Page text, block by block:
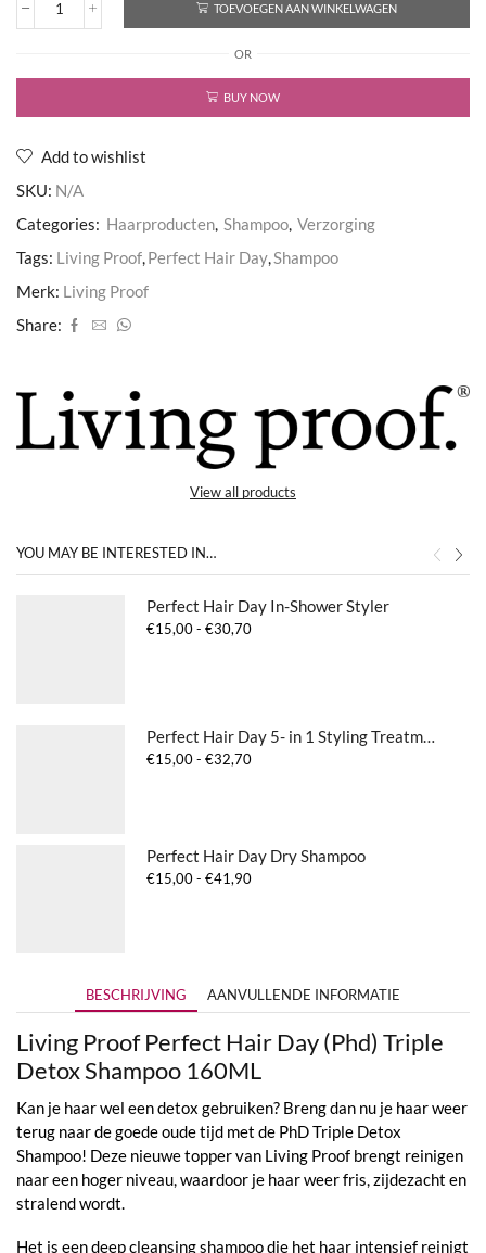
Perfect
Triple
Shampoo
TOEVOEGEN AAN WINKELWAGEN
OR
BUY NOW
Add to wishlist
SKU: N/A
Categories: Haarproducten, Shampoo, Verzorging
Tags: Living Proof,Perfect Hair Day,Shampoo
Merk: Living Proof
Share:
View all products
YOU MAY BE INTERESTED IN…
Perfect Hair Day In-Shower Styler
€15,00- €30,70Prijsklasse:
Perfect Hair Day 5- in 1 Styling Treatment
€15,00- €32,70Prijsklasse:
Perfect Hair Day Dry Shampoo
€15,00- €41,90Prijsklasse:
BESCHRIJVING AANVULLENDE INFORMATIE
Living Proof Perfect Hair Day (Phd) Triple
Detox Shampoo 160ML
Kan je haar wel een detox gebruiken? Breng dan nu je haar weer
terug naar de goede oude tijd met de PhD Triple Detox
Shampoo! Deze nieuwe topper van Living Proof brengt reinigen
naar een hoger niveau, waardoor je haar weer fris, zijdezacht en
stralend wordt.
Het is een deep cleansing shampoo die het haar intensief reinigt